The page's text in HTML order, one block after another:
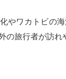
やワカトビの
の旅行者が訪れ